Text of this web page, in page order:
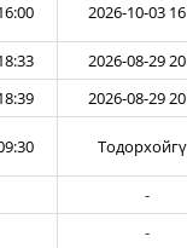
2026-10-03
2026-08-29
2026-08-29
-
-